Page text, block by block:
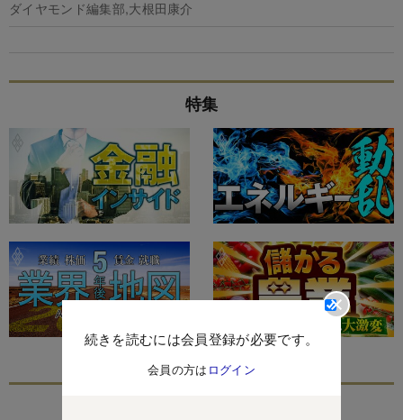
続きを読むには会員登録が必要です。
会員の方は ログイン
ダイヤモンド編集部,大根田康介
特集